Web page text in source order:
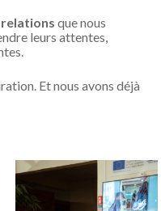
que nous
leurs attentes,
Et nous avons déjà